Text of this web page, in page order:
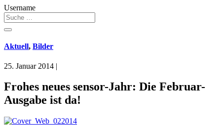
Username
Aktuell, Bilder
25. Januar 2014 |
Frohes neues sensor-Jahr: Die Februar-
Ausgabe ist da!